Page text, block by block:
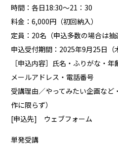
時間：各日18:30～21：30
料金：6,000円（初回納入）
定員：20名（申込多数の場合は抽
申込受付期間：2025年9月25日
［申込内容］氏名・ふりがな・
メールアドレス・電話番号
受講理由／やってみたい企画など
作に限らず）
[申込先] ウェブフォーム
単発受講